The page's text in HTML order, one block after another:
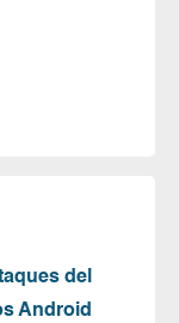
del
Android